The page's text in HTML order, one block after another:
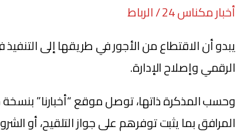
أخبار مكناس 24 / الرباط
يبدو أن الاقتطاع من الأجور في طريقها إلى
الرقمي وإصلاح الإدارة.
وحسب المذكرة ذاتها، توصل موقع “أخبارنا” بنسخة
المرافق بما يثبت توفرهم على جواز التلقيح، أو